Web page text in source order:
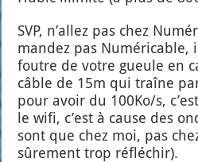
SVP, n’allez pas chez
man­dez pas Numé­ri­cable,
foutre de votre gueule en
câble de 15m qui traîne
pour avoir du 100Ko/s,
le wifi, c’est à cause des
sont que chez moi, pas
sûre­ment trop réflé­chir).